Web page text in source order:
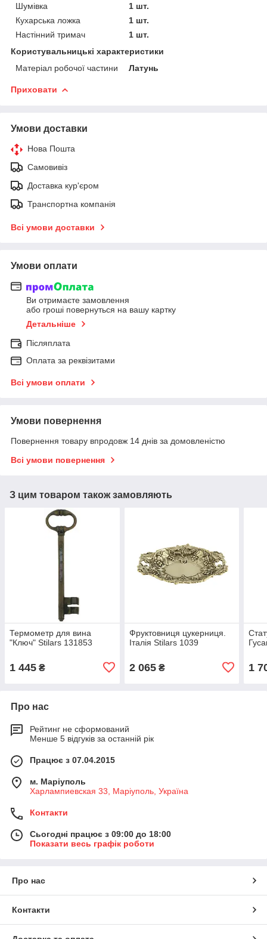
Шумівка
1 шт.
Кухарська ложка
1 шт.
Настінний тримач
1 шт.
Користувальницькі характеристики
Матеріал робочої частини
Латунь
Приховати
Умови доставки
Нова Пошта
Самовивіз
Доставка кур'єром
Транспортна компанія
Всі умови доставки
Умови оплати
Ви отримаєте замовлення
або гроші повернуться на вашу картку
Детальніше
Післяплата
Оплата за реквізитами
Всі умови оплати
Умови повернення
Повернення товару впродовж 14 днів за домовленістю
Всі умови повернення
З цим товаром також замовляють
Термометр для вина
"Ключ" Stilars 131853
1 445 ₴
Фруктовниця цукерниця.
Італія Stilars 1039
2 065₴ 1
Про нас
Рейтинг не сформований
Менше 5 відгуків за останній рік
Працює з 07.04.2015
м. Маріуполь
Харлампиевская 33, Маріуполь, Україна
Контакти
Сьогодні працює з 09:00 до 18:00
Показати весь графік роботи
Про нас
Контакти